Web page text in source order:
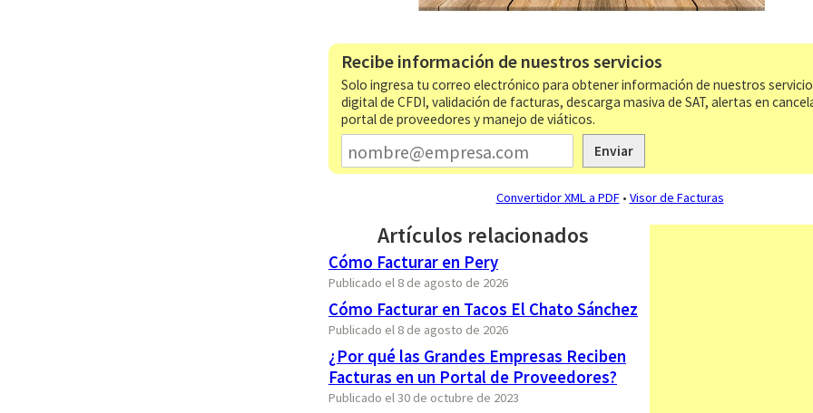
Recibe información de nuestros servicios
Solo ingresa tu correo electrónico para obtener información de nuestros
digital de CFDI, validación de facturas, descarga masiva de SAT, alertas en
portal de proveedores y manejo de viáticos.
Enviar
Convertidor XML a PDF• Visor de Facturas
Artículos relacionados
Cómo Facturar en Pery
Publicado el 8 de agosto de 2026
Cómo Facturar en Tacos El Chato Sánchez
Publicado el 8 de agosto de 2026
¿Por qué las Grandes Empresas Reciben
Facturas en un Portal de Proveedores?
Publicado el 30 de octubre de 2023